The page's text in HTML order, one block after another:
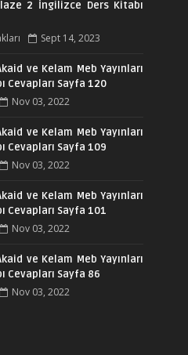
2 İngilizce Ders Kitabı
Sept 14, 2023
ve Kelam Meb Yayınları
Cevapları Sayfa 120
Nov 03, 2022
ve Kelam Meb Yayınları
Cevapları Sayfa 109
Nov 03, 2022
ve Kelam Meb Yayınları
Cevapları Sayfa 101
Nov 03, 2022
ve Kelam Meb Yayınları
Cevapları Sayfa 86
Nov 03, 2022